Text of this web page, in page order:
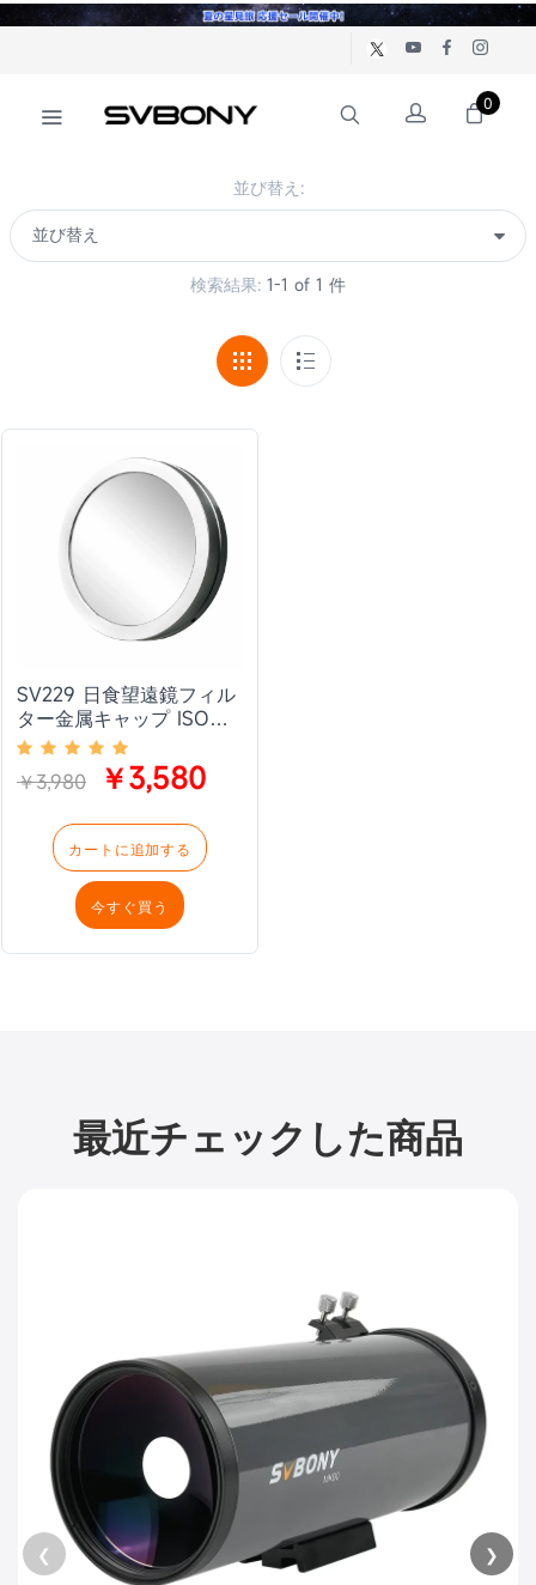
0
並び替え:
検索結果: 1-1 of 1 件
SV229 日食望遠鏡フィル
ター金属キャップ ISO
12312-2:2015 標準の日食
と黒点の観察用
￥3,980 ￥3,580
カートに追加する
今すぐ買う
最近チェックした商品
❮ ❯